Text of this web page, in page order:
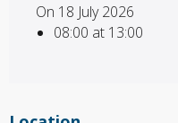
On 18 July 2026
08:00 at 13:00